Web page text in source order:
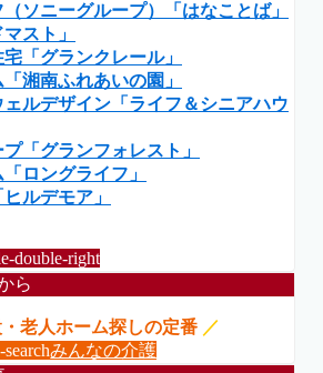
ソニーグループ）「はなことば」
スト」
「グランクレール」
湘南ふれあいの園」
ルデザイン「ライフ＆シニアハウ
「グランフォレスト」
ロングライフ」
ルデモア」
double-right
ら
老人ホーム探しの定番 ／
searchみんなの介護